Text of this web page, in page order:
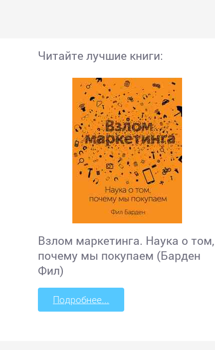
Читайте лучшие книги:
Взлом маркетинга. Наука о том,
почему мы покупаем (Барден
Фил)
Подробнее...